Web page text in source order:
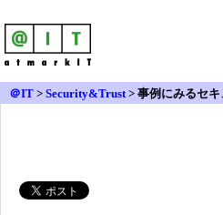
＠IT > Security&Trust> 事例にみるセ